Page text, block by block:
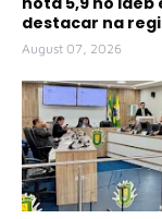
destacar na
August 07, 2026